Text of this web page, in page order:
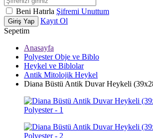
Beni Hatırla Şifremi Unuttum
Giriş Yap
Kayıt Ol
Sepetim
Anasayfa
Polyester Obje ve Biblo
Heykel ve Biblolar
Antik Mitolojik Heykel
Diana Büstü Antik Duvar Heykeli